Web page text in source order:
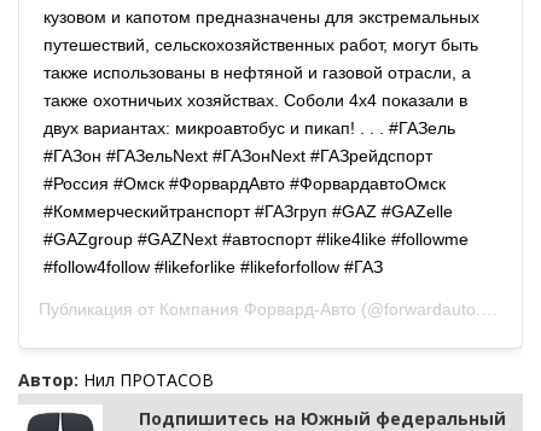
кузовом и капотом предназначены для экстремальных
путешествий, сельскохозяйственных работ, могут быть
также использованы в нефтяной и газовой отрасли, а
также охотничьих хозяйствах. Соболи 4х4 показали в
двух вариантах: микроавтобус и пикап! . . . #ГАЗель
#ГАЗон #ГАЗельNext #ГАЗонNext #ГАЗрейдспорт
#Россия #Омск #ФорвардАвто #ФорвардавтоОмск
#Коммерческийтранспорт #ГАЗгруп #GAZ #GAZelle
#GAZgroup #GAZNext #автоспорт #like4like #followme
#follow4follow #likeforlike #likeforfollow #ГАЗ
Публикация от Компания Форвард-Авто (@forwardauto.gaz)
Автор: Нил ПРОТАСОВ
Подпишитесь на Южный федеральный